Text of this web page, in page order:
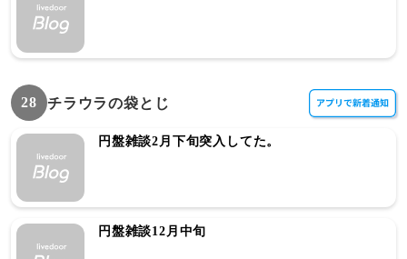
28 チラウラの袋とじ
円盤雑談2月下旬突入してた。
円盤雑談12月中旬